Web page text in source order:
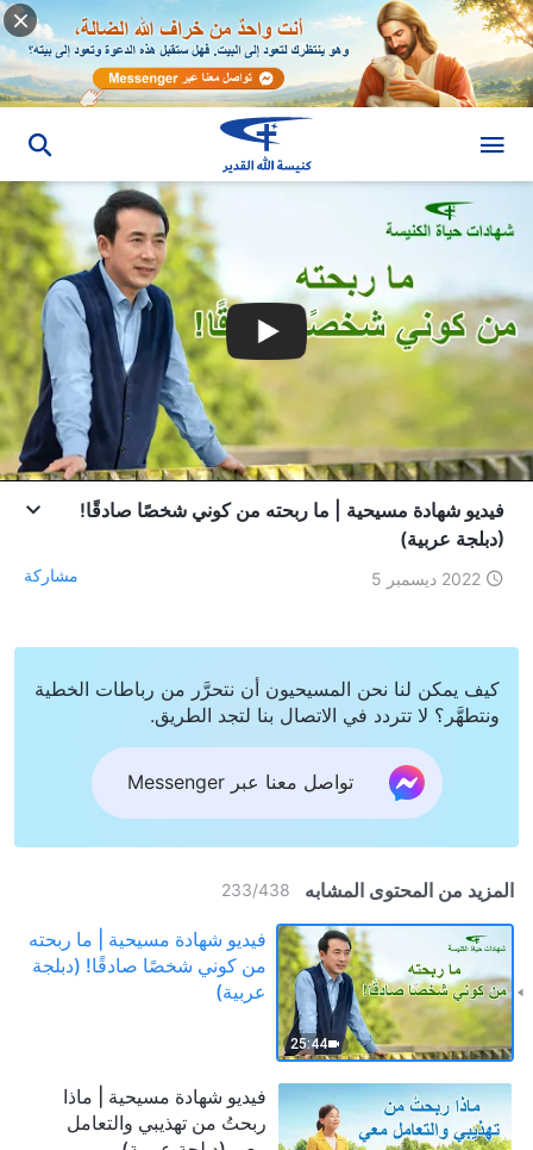
فيديو شهادة مسيحية | ما ربحته من كوني شخصًا صادقًا!
(دبلجة عربية)
2022 ديسمبر 5 مشاركة
كيف يمكن لنا نحن المسيحيون أن نتحرَّر من رباطات الخطية
ونتطهَّر؟ لا تتردد في الاتصال بنا لتجد الطريق.
تواصل معنا عبر Messenger
المزيد من المحتوى المشابه 233/438
25:44
فيديو شهادة مسيحية | ما ربحته
من كوني شخصًا صادقًا! (دبلجة
عربية)
فيديو شهادة مسيحية | ماذا
ربحتُ من تهذيبي والتعامل